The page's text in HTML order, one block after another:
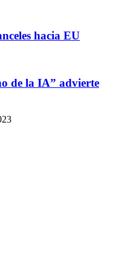
hacia EU
de la IA” advierte